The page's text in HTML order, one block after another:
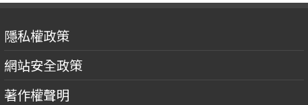
隱私權政策
網站安全政策
著作權聲明